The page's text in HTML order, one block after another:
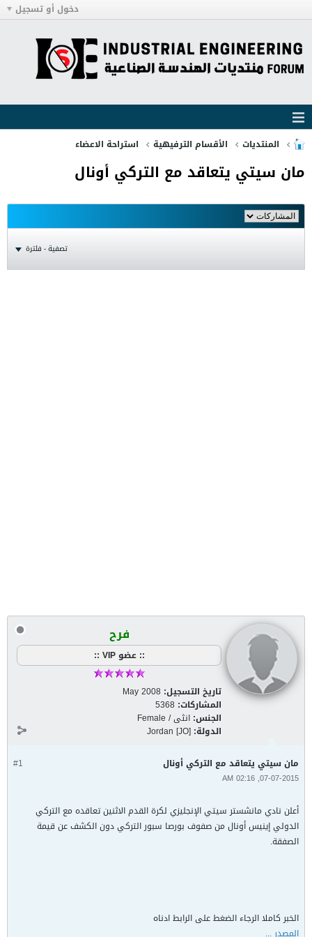
دخول أو تسجيل
المنتديات الأقسام الترفيهية استراحة الاعضاء
مان سيتي يتعاقد مع التركي أونال
تصفية - فلترة
فرح
:: عضو VIP ::
تاريخ التسجيل: May 2008
المشاركات: 5368
الجنس: انثى / Female
الدولة: Jordan [JO]
#1 مان سيتي يتعاقد مع التركي أونال
07-07-2015, 02:16 AM
أعلن نادي مانشستر سيتي الإنجليزي لكرة القدم الاثنين تعاقده مع التركي
الدولي إينيس أونال من صفوف بورصا سبور التركي دون الكشف عن قيمة
الصفقة.
الخبر كاملا الرجاء الضغط على الرابط ادناه
المصدر ...